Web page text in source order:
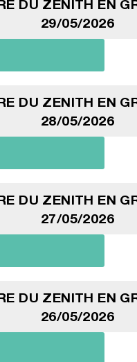
DU ZENITH EN
29/05/2026
DU ZENITH EN
28/05/2026
DU ZENITH EN
27/05/2026
DU ZENITH EN
26/05/2026